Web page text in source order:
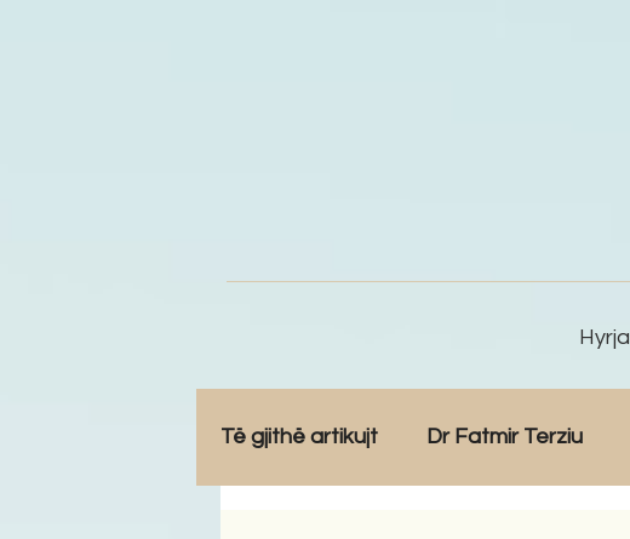
Hyrja
Të gjithë artikujt Dr Fatmir Terziu